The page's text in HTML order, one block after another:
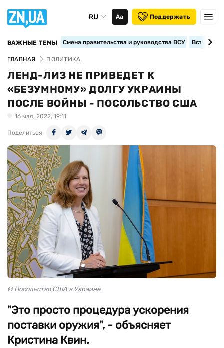
RU Аа Поддержать
ВАЖНЫЕ ТЕМЫ Смена правительства и руководства ВСУ
ГЛАВНАЯ ПОЛИТИКА
ЛЕНД-ЛИЗ НЕ ПРИВЕДЕТ К
«БЕЗУМНОМУ» ДОЛГУ УКРАИНЫ
ПОСЛЕ ВОЙНЫ - ПОСОЛЬСТВО США
16 мая, 2022, 19:11
Поделиться
© Посольство США в Украине
"Это просто процедура ускорения
поставки оружия", - объясняет
Кристина Квин.